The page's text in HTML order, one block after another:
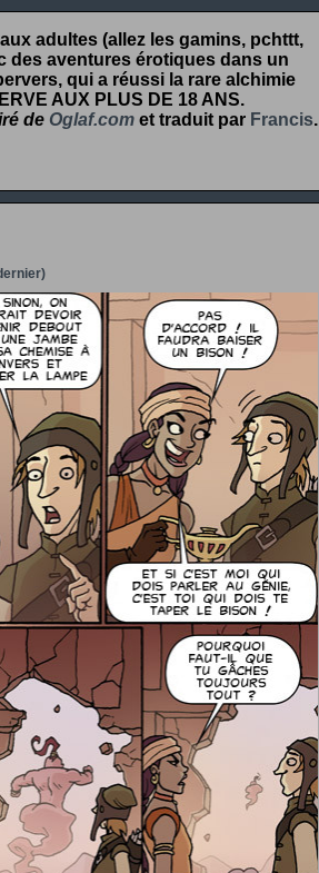
adultes (allez les gamins, pchttt,
des aventures érotiques dans un
qui a réussi la rare alchimie
AUX PLUS DE 18 ANS.
de Oglaf.com et traduit par Francis.